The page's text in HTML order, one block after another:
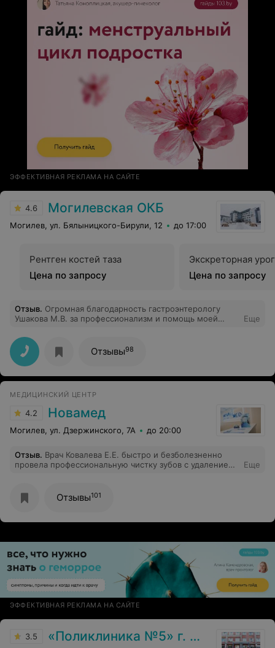
ЭФФЕКТИВНАЯ РЕКЛАМА НА САЙТЕ
4.6 Могилевская ОКБ
Могилев, ул. Бялыницкого-Бирули, 12 до 17:00
Рентген костей таза
Цена по запросу
Экскреторная
Цена по запросу
Отзыв. Огромная благодарность гастроэнтерологу
Ушакова М.В. за профессионализм и помощь моей
Благодаря вам ей стало гораздо лучше! Спасибо
Еще
Отзывы98
МЕДИЦИНСКИЙ ЦЕНТР
4.2 Новамед
Могилев, ул. Дзержинского, 7А до 20:00
Отзыв. Врач Ковалева Е.Е. быстро и безболезненно
провела профессиональную чистку зубов с удалением
Еще
Отзывы101
ЭФФЕКТИВНАЯ РЕКЛАМА НА САЙТЕ
3.5 «Поликлиника №5» г. Могилев